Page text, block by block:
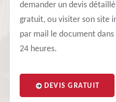
demander un devis
gratuit, ou visiter son site
par mail le document
24 heures.
DEVIS GRATUIT